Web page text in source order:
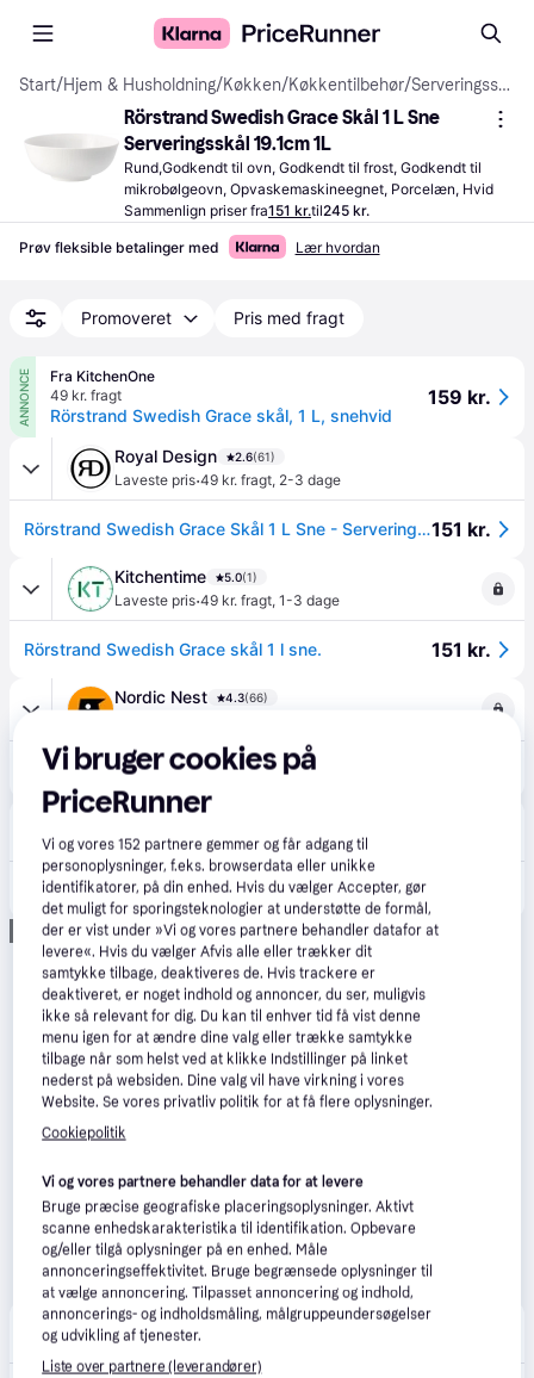
Start/Hjem & Husholdning/Køkken/Køkkentilbehør/ Serveringsskåle
Rörstrand Swedish Grace Skål 1 L Sne
Serveringsskål 19.1cm 1L
Rund,Godkendt til ovn, Godkendt til frost, Godkendt til
mikrobølgeovn, Opvaskemaskineegnet, Porcelæn, Hvid
Sammenlign priser fra151 kr.til245 kr.
Prøv fleksible betalinger med Lær hvordan
Promoveret Pris med fragt
ANNONCE
Fra KitchenOne
49 kr. fragt
Rörstrand Swedish Grace skål, 1 L, snehvid
159 kr.
Royal Design 2.6(61)
Laveste pris·49 kr. fragt, 2-3 dage
Rörstrand Swedish Grace Skål 1 L Sne - Serveringsskåle Porcelæn Snow (White) - 1026495.151 kr.
Kitchentime 5.0(1)
Laveste pris·49 kr. fragt, 1-3 dage
Rörstrand Swedish Grace skål 1 l sne. 151 kr.
Nordic Nest 4.3(66)
Rörstrand Swedish Grace skål 1 l sne.
49 kr. fragt
Rörstrand Swedish Grace skål, 1 L, snehvid
Annonce
Boozt
59 kr. fragt,1-2 dage
Vi bruger cookies på
PriceRunner
Vi og vores152 partnere gemmer og får adgang til
personoplysninger, f.eks. browserdata eller unikke
identifikatorer, på din enhed. Hvis du vælger Accepter, gør
det muligt for sporingsteknologier at understøtte de formål,
der er vist under »Vi og vores partnere behandler datafor at
levere«. Hvis du vælger Afvis alle eller trækker dit
samtykke tilbage, deaktiveres de. Hvis trackere er
deaktiveret, er noget indhold og annoncer, du ser, muligvis
ikke så relevant for dig. Du kan til enhver tid få vist denne
menu igen for at ændre dine valg eller trække samtykke
tilbage når som helst ved at klikke Indstillinger på linket
nederst på websiden. Dine valg vil have virkning i vores
Website. Se vores privatliv politik for at få flere oplysninger.
Cookiepolitik
Vi og vores partnere behandler data for at levere
Bruge præcise geografiske placeringsoplysninger. Aktivt
scanne enhedskarakteristika til identifikation. Opbevare
og/eller tilgå oplysninger på en enhed. Måle
annonceringseffektivitet. Bruge begrænsede oplysninger til
at vælge annoncering. Tilpasset annoncering og indhold,
annoncerings- og indholdsmåling, målgruppeundersøgelser
og udvikling af tjenester.
Liste over partnere (leverandører)